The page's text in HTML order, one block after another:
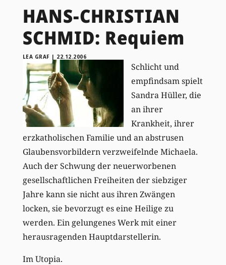
HANS-CHRISTIAN
SCHMID: Requiem
LEA GRAF | 22.12.2006
Schlicht und
empfindsam spielt
Sandra Hüller, die
an ihrer
Krankheit, ihrer
erzkatholischen Familie und an abstrusen
Glaubensvorbildern verzweifelnde Michaela.
Auch der Schwung der neuerworbenen
gesellschaftlichen Freiheiten der siebziger
Jahre kann sie nicht aus ihren Zwängen
locken, sie bevorzugt es eine Heilige zu
werden. Ein gelungenes Werk mit einer
herausragenden Hauptdarstellerin.
Im Utopia.